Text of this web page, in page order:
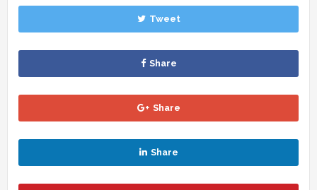
Tweet
Share
Share
Share